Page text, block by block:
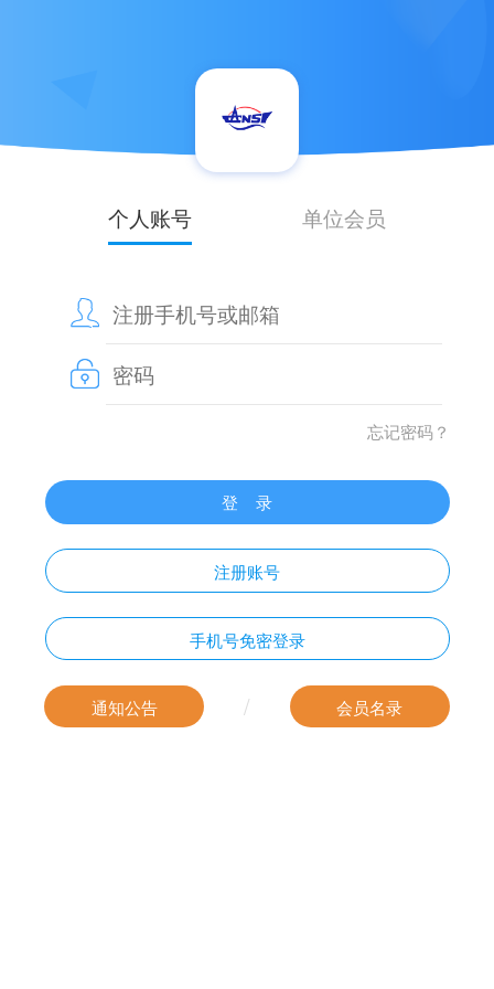
个人账号 单位会员
忘记密码？
登 录
注册账号
手机号免密登录
通知公告 / 会员名录